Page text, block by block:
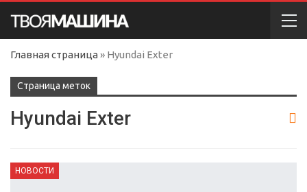
Главная страница » Hyundai Exter
Cтраница меток
Hyundai Exter
НОВОСТИ